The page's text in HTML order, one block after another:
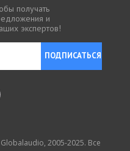
получать
и
экспертов!
ПОДПИСАТЬСЯ
2005-2025. Все